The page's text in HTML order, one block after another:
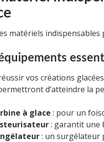
matériels
vos créations
d’atteindre la
à glace : pour un
: garantit une
: un surgélateur